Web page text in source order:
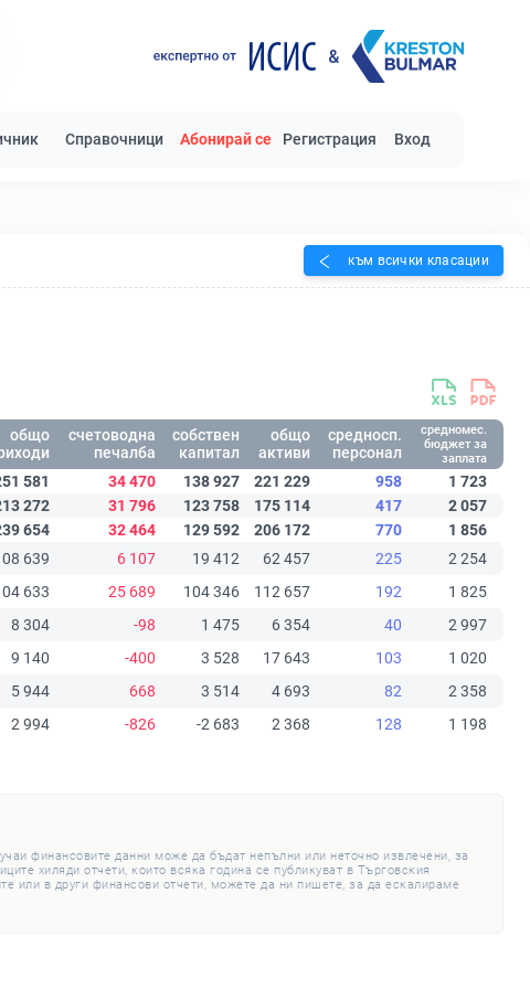
Справочници Абонирай се Регистрация Вход
към всички класации
общо
счетоводна
печалба
собствен
капитал
общо
активи
средносп.
персонал
средномес.
бюджет за
заплата
581 34 470 138 927 221 229 958
1 723
272 31 796 123 758 175 114 417
2 057
654 32 464 129 592 206 172 770
1 856
639 6 107 19 412 62 457 225
2 254
633 25 689 104 346 112 657 192
1 825
8 304 -98 1 475 6 354 40
2 997
9 140 -400 3 528 17 643 103
1 020
5 944 668 3 514 4 693 82
2 358
2 994 -826 -2 683 2 368 128 1 198
финансовите данни може да бъдат непълни или неточно извлечени, за
хиляди отчети, които всяка година се публикуват в Търговския
или в други финансови отчети, можете да ни пишете, за да ескалираме